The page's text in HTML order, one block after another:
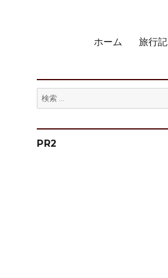
ホーム 旅行記
検
索:
PR2